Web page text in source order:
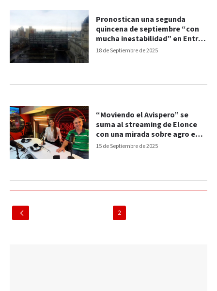
18 de Septiembre de 2025
Pronostican una segunda
quincena de septiembre “con
mucha inestabilidad” en Entre
Ríos
15 de Septiembre de 2025
“Moviendo el Avispero” se
suma al streaming de Elonce
con una mirada sobre agro e
industria
2